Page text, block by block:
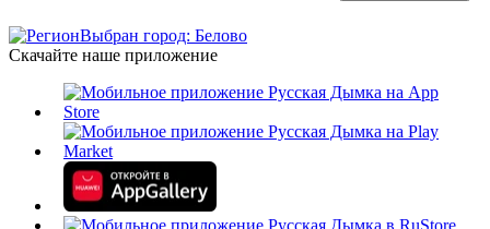
Выбран город: Белово
Скачайте наше приложение